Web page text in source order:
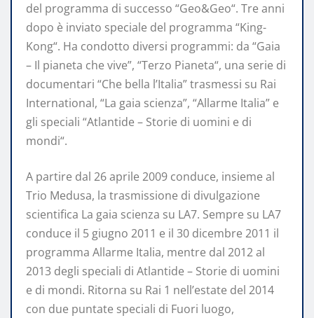
del programma di successo “Geo&Geo“. Tre anni
dopo è inviato speciale del programma “King-
Kong“. Ha condotto diversi programmi: da “Gaia
– Il pianeta che vive”, “Terzo Pianeta“, una serie di
documentari “Che bella l’Italia” trasmessi su Rai
International, “La gaia scienza”, “Allarme Italia” e
gli speciali “Atlantide – Storie di uomini e di
mondi“.
A partire dal 26 aprile 2009 conduce, insieme al
Trio Medusa, la trasmissione di divulgazione
scientifica La gaia scienza su LA7. Sempre su LA7
conduce il 5 giugno 2011 e il 30 dicembre 2011 il
programma Allarme Italia, mentre dal 2012 al
2013 degli speciali di Atlantide – Storie di uomini
e di mondi. Ritorna su Rai 1 nell’estate del 2014
con due puntate speciali di Fuori luogo,